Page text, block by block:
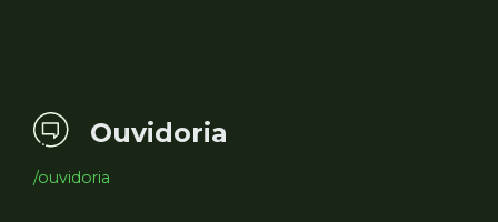
Ouvidoria
/ouvidoria